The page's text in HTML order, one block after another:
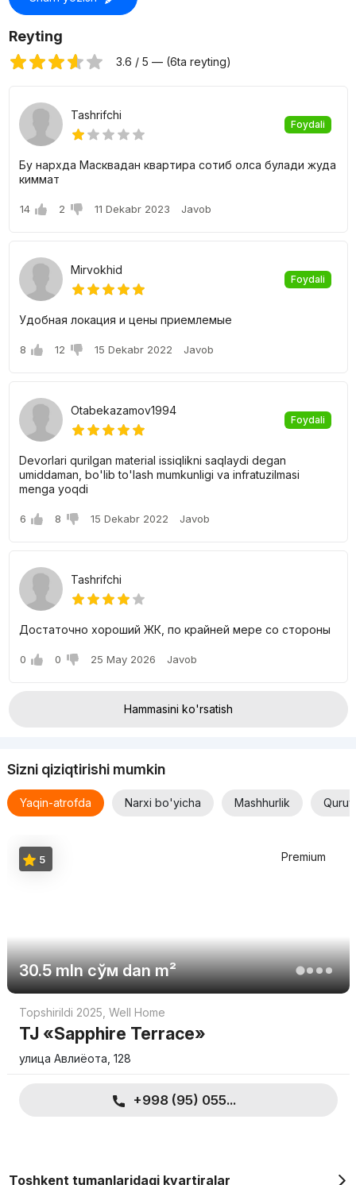
O'Z MAKON ASOSIYA majmuadagi kvartiralarning
xonadonlar mavjud. O'zingiz uchun aniq kvartirani aniq tanlash
Reyting
3.6 / 5 — (6ta reyting)
Tashrifchi
Foydali
Бу нархда Масквадан квартира сотиб олса булади жуда
киммат
14 2 11 Dekabr 2023 Javob
Mirvokhid
Foydali
Удобная локация и цены приемлемые
8 12 15 Dekabr 2022 Javob
Otabekazamov1994
Foydali
Devorlari qurilgan material issiqlikni saqlaydi degan
umiddaman, bo'lib to'lash mumkunligi va infratuzilmasi
menga yoqdi
6 8 15 Dekabr 2022 Javob
Tashrifchi
Достаточно хороший ЖК, по крайней мере со стороны
0 0 25 May 2026 Javob
Hammasini ko'rsatish
Sizni qiziqtirishi mumkin
Yaqin-atrofda Narxi bo'yicha Mashhurlik
Premium
30.5 mln сўмdan m²
5
Topshirildi 2025 Well Home
TJ «Sapphire Terrace»
улица Авлиёота, 128
+998 (95) 055...
Toshkent tumanlaridagi kvartiralar